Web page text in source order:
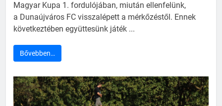
Magyar Kupa 1. fordulójában, miután ellenfelünk,
a Dunaújváros FC visszalépett a mérkőzéstől. Ennek
következtében együttesünk játék ...
Bővebben…